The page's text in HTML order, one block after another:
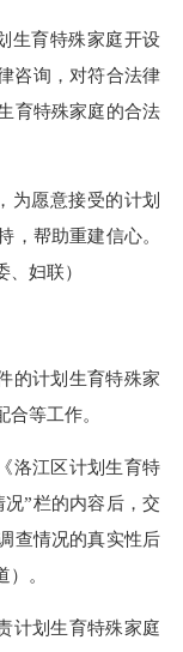
生育特殊家庭开设
咨询，对符合法律
育特殊家庭的合法
为愿意接受的计划
，帮助重建信心。
妇联）
的计划生育特殊家
等工作。
洛江区计划生育特
况”栏的内容后，交
查情况的真实性后
。
计划生育特殊家庭